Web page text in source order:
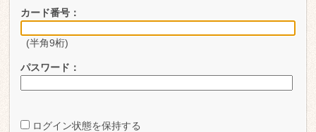
カード番号：
(半角9桁)
パスワード：
ログイン状態を保持する